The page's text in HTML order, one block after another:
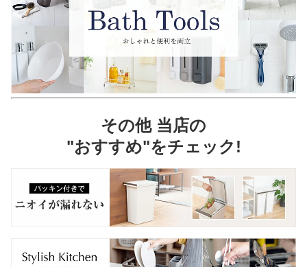
その他 当店の
"おすすめ"をチェック!